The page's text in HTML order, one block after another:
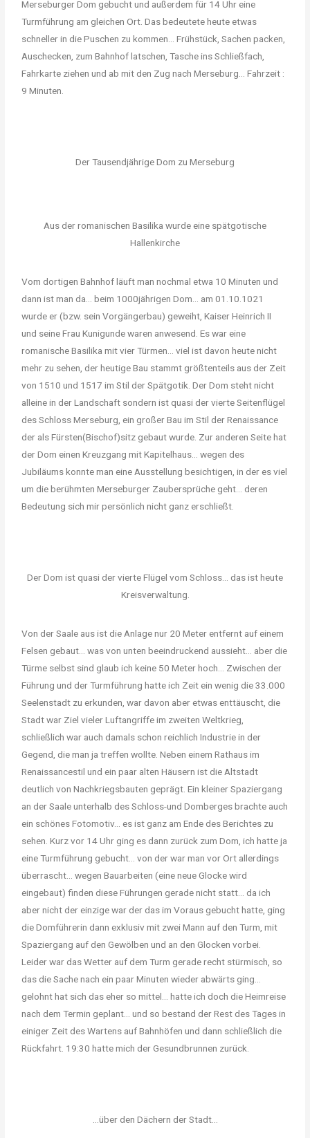
Merseburger Dom gebucht und außerdem für 14 Uhr eine
Turmführung am gleichen Ort. Das bedeutete heute etwas
schneller in die Puschen zu kommen… Frühstück, Sachen packen,
Auschecken, zum Bahnhof latschen, Tasche ins Schließfach,
Fahrkarte ziehen und ab mit den Zug nach Merseburg… Fahrzeit :
9 Minuten.
Der Tausendjährige Dom zu Merseburg
Aus der romanischen Basilika wurde eine spätgotische
Hallenkirche
Vom dortigen Bahnhof läuft man nochmal etwa 10 Minuten und
dann ist man da… beim 1000jährigen Dom… am 01.10.1021
wurde er (bzw. sein Vorgängerbau) geweiht, Kaiser Heinrich II
und seine Frau Kunigunde waren anwesend. Es war eine
romanische Basilika mit vier Türmen… viel ist davon heute nicht
mehr zu sehen, der heutige Bau stammt größtenteils aus der Zeit
von 1510 und 1517 im Stil der Spätgotik. Der Dom steht nicht
alleine in der Landschaft sondern ist quasi der vierte Seitenflügel
des Schloss Merseburg, ein großer Bau im Stil der Renaissance
der als Fürsten(Bischof)sitz gebaut wurde. Zur anderen Seite hat
der Dom einen Kreuzgang mit Kapitelhaus… wegen des
Jubiläums konnte man eine Ausstellung besichtigen, in der es viel
um die berühmten Merseburger Zaubersprüche geht… deren
Bedeutung sich mir persönlich nicht ganz erschließt.
Der Dom ist quasi der vierte Flügel vom Schloss... das ist heute
Kreisverwaltung.
Von der Saale aus ist die Anlage nur 20 Meter entfernt auf einem
Felsen gebaut… was von unten beeindruckend aussieht… aber die
Türme selbst sind glaub ich keine 50 Meter hoch… Zwischen der
Führung und der Turmführung hatte ich Zeit ein wenig die 33.000
Seelenstadt zu erkunden, war davon aber etwas enttäuscht, die
Stadt war Ziel vieler Luftangriffe im zweiten Weltkrieg,
schließlich war auch damals schon reichlich Industrie in der
Gegend, die man ja treffen wollte. Neben einem Rathaus im
Renaissancestil und ein paar alten Häusern ist die Altstadt
deutlich von Nachkriegsbauten geprägt. Ein kleiner Spaziergang
an der Saale unterhalb des Schloss-und Domberges brachte auch
ein schönes Fotomotiv… es ist ganz am Ende des Berichtes zu
sehen. Kurz vor 14 Uhr ging es dann zurück zum Dom, ich hatte ja
eine Turmführung gebucht… von der war man vor Ort allerdings
überrascht… wegen Bauarbeiten (eine neue Glocke wird
eingebaut) finden diese Führungen gerade nicht statt… da ich
aber nicht der einzige war der das im Voraus gebucht hatte, ging
die Domführerin dann exklusiv mit zwei Mann auf den Turm, mit
Spaziergang auf den Gewölben und an den Glocken vorbei.
Leider war das Wetter auf dem Turm gerade recht stürmisch, so
das die Sache nach ein paar Minuten wieder abwärts ging…
gelohnt hat sich das eher so mittel… hatte ich doch die Heimreise
nach dem Termin geplant… und so bestand der Rest des Tages in
einiger Zeit des Wartens auf Bahnhöfen und dann schließlich die
Rückfahrt. 19:30 hatte mich der Gesundbrunnen zurück.
...über den Dächern der Stadt...